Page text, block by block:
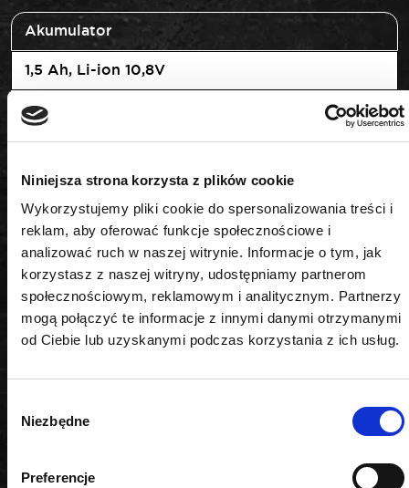
Niniejsza strona korzysta z plików cookie
Wykorzystujemy pliki cookie do spersonalizowania treści i
reklam, aby oferować funkcje społecznościowe i
analizować ruch w naszej witrynie. Informacje o tym, jak
korzystasz z naszej witryny, udostępniamy partnerom
społecznościowym, reklamowym i analitycznym. Partnerzy
mogą połączyć te informacje z innymi danymi otrzymanymi
od Ciebie lub uzyskanymi podczas korzystania z ich usług.
zgody
Niezbędne
Preferencje
Akumulator
1,5 Ah, Li-ion 10,8V
Czas ładowania
1 h
Ilość biegów
1
Ładowarka
240 V, 15,5 V, 1,5 Ah
Ładowarka w zestawie
tak
Maksymalny moment obrotowy